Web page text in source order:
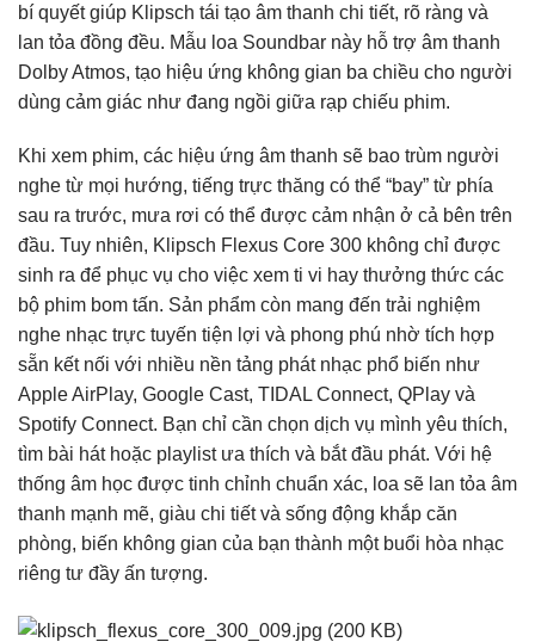
bí quyết giúp Klipsch tái tạo âm thanh chi tiết, rõ ràng và
lan tỏa đồng đều. Mẫu loa Soundbar này hỗ trợ âm thanh
Dolby Atmos, tạo hiệu ứng không gian ba chiều cho người
dùng cảm giác như đang ngồi giữa rạp chiếu phim.
Khi xem phim, các hiệu ứng âm thanh sẽ bao trùm người
nghe từ mọi hướng, tiếng trực thăng có thể “bay” từ phía
sau ra trước, mưa rơi có thể được cảm nhận ở cả bên trên
đầu. Tuy nhiên, Klipsch Flexus Core 300 không chỉ được
sinh ra để phục vụ cho việc xem ti vi hay thưởng thức các
bộ phim bom tấn. Sản phẩm còn mang đến trải nghiệm
nghe nhạc trực tuyến tiện lợi và phong phú nhờ tích hợp
sẵn kết nối với nhiều nền tảng phát nhạc phổ biến như
Apple AirPlay, Google Cast, TIDAL Connect, QPlay và
Spotify Connect. Bạn chỉ cần chọn dịch vụ mình yêu thích,
tìm bài hát hoặc playlist ưa thích và bắt đầu phát. Với hệ
thống âm học được tinh chỉnh chuẩn xác, loa sẽ lan tỏa âm
thanh mạnh mẽ, giàu chi tiết và sống động khắp căn
phòng, biến không gian của bạn thành một buổi hòa nhạc
riêng tư đầy ấn tượng.